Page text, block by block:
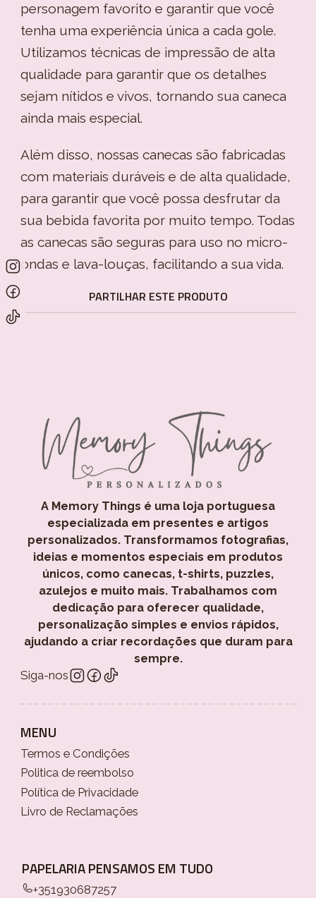
personagem favorito e garantir que você
tenha uma experiência única a cada gole.
Utilizamos técnicas de impressão de alta
qualidade para garantir que os detalhes
sejam nítidos e vivos, tornando sua caneca
ainda mais especial.
Além disso, nossas canecas são fabricadas
com materiais duráveis e de alta qualidade,
para garantir que você possa desfrutar da
sua bebida favorita por muito tempo. Todas
as canecas são seguras para uso no micro-
ondas e lava-louças, facilitando a sua vida.
PARTILHAR ESTE PRODUTO
A Memory Things é uma loja portuguesa
especializada em presentes e artigos
personalizados. Transformamos fotografias,
ideias e momentos especiais em produtos
únicos, como canecas, t-shirts, puzzles,
azulejos e muito mais. Trabalhamos com
dedicação para oferecer qualidade,
personalização simples e envios rápidos,
ajudando a criar recordações que duram para
sempre.
Siga-nos
MENU
Termos e Condições
Politica de reembolso
Política de Privacidade
Livro de Reclamações
PAPELARIA PENSAMOS EM TUDO
+351930687257